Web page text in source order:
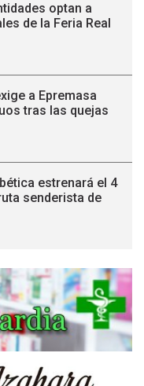
optan a
de la Feria Real
a Epremasa
tras las quejas
estrenará el 4
senderista de